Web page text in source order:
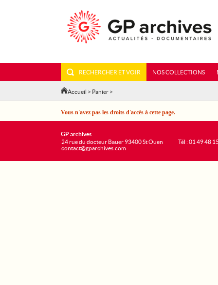
RECHERCHER ET VOIR NOS COLLECTIONS
Accueil > Panier >
Vous n'avez pas les droits d'accès à cette page.
GP archives
24 rue du docteur Bauer 93400 St Ouen
contact@gparchives.com
Tél : 01 49 48